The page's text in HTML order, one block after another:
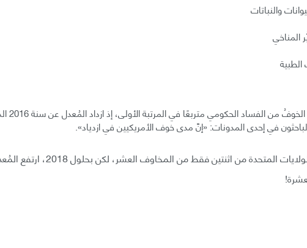
على مدار السنوات الأربع
في 2016، خاف 40% من سُكان الولايات المتحدة من اثنتين فقط من المخاوف العشر، لكن